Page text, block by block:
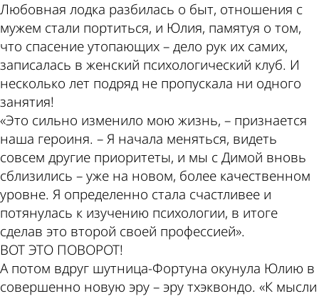
Любовная лодка разбилась о быт, отношения с
мужем стали портиться, и Юлия, памятуя о том,
что спасение утопающих – дело рук их самих,
записалась в женский психологический клуб. И
несколько лет подряд не пропускала ни одного
занятия!
«Это сильно изменило мою жизнь, – признается
наша героиня. – Я начала меняться, видеть
совсем другие приоритеты, и мы с Димой вновь
сблизились – уже на новом, более качественном
уровне. Я определенно стала счастливее и
потянулась к изучению психологии, в итоге
сделав это второй своей профессией».
ВОТ ЭТО ПОВОРОТ!
А потом вдруг шутница-Фортуна окунула Юлию в
совершенно новую эру – эру тхэквондо. «К мысли